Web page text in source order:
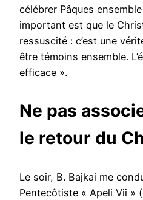
célébrer Pâques
important est que le
ressuscité : c’est une
être témoins ensemble.
efficace ».
Ne pas
le retour du
Le soir, B. Bajkai me
Pentecôtiste « Apeli Vii »